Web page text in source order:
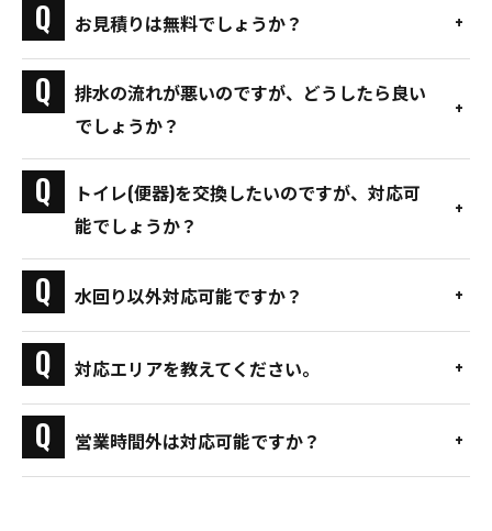
お見積りは無料でしょうか？
排水の流れが悪いのですが、どうしたら良い
でしょうか？
トイレ(便器)を交換したいのですが、対応可
能でしょうか？
水回り以外対応可能ですか？
対応エリアを教えてください。
営業時間外は対応可能ですか？